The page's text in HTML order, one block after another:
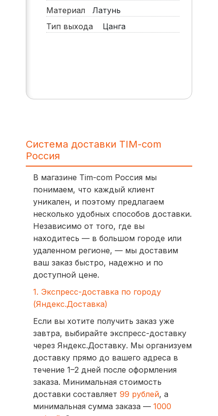
Материал
Латунь
Тип выхода
Цанга
Система доставки TIM-com
Россия
В магазине Tim-com Россия мы
понимаем, что каждый клиент
уникален, и поэтому предлагаем
несколько удобных способов доставки.
Независимо от того, где вы
находитесь — в большом городе или
удаленном регионе, — мы доставим
ваш заказ быстро, надежно и по
доступной цене.
1. Экспресс-доставка по городу
(Яндекс.Доставка)
Если вы хотите получить заказ уже
завтра, выбирайте экспресс-доставку
через Яндекс.Доставку. Мы организуем
доставку прямо до вашего адреса в
течение 1–2 дней после оформления
заказа. Минимальная стоимость
доставки составляет 99 рублей, а
минимальная сумма заказа — 1000